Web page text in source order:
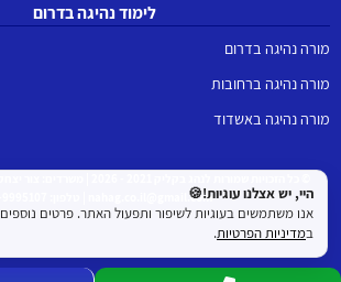
לימוד נהיגה בדרום
מורה נהיגה בדרום
מורה נהיגה ברחובות
מורה נהיגה באשדוד
nahag.co.il@gmail.com | טלפון: 077-9995107היי, יש אצלנו עוגיות!🍪
אנו משתמשים בעוגיות לשיפור ותפעול האתר. פרטים נוספים
במדיניות הפרטיות.